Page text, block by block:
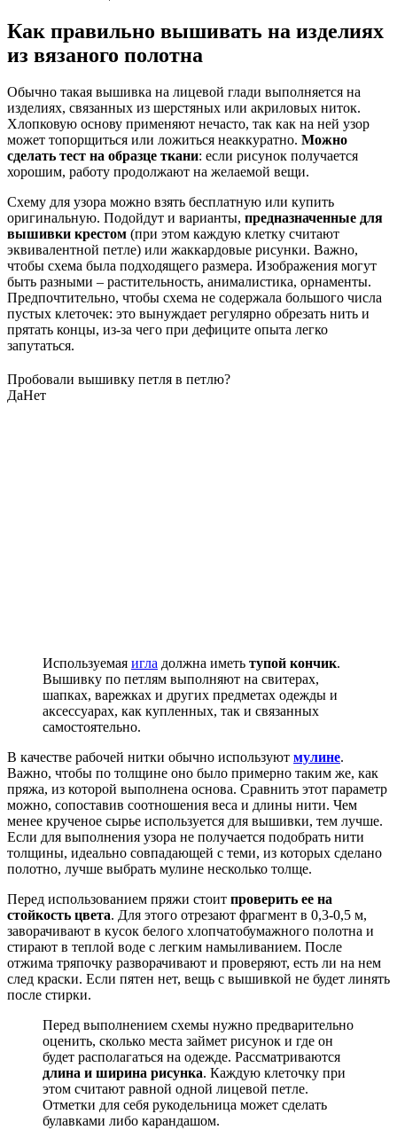
Как правильно вышивать на изделиях
из вязаного полотна
Обычно такая вышивка на лицевой глади выполняется на
изделиях, связанных из шерстяных или акриловых ниток.
Хлопковую основу применяют нечасто, так как на ней узор
может топорщиться или ложиться неаккуратно. Можно
сделать тест на образце ткани: если рисунок получается
хорошим, работу продолжают на желаемой вещи.
Схему для узора можно взять бесплатную или купить
оригинальную. Подойдут и варианты, предназначенные для
вышивки крестом (при этом каждую клетку считают
эквивалентной петле) или жаккардовые рисунки. Важно,
чтобы схема была подходящего размера. Изображения могут
быть разными – растительность, анималистика, орнаменты.
Предпочтительно, чтобы схема не содержала большого числа
пустых клеточек: это вынуждает регулярно обрезать нить и
прятать концы, из-за чего при дефиците опыта легко
запутаться.
Пробовали вышивку петля в петлю?
ДаНет
Используемая игла должна иметь тупой кончик.
Вышивку по петлям выполняют на свитерах,
шапках, варежках и других предметах одежды и
аксессуарах, как купленных, так и связанных
самостоятельно.
В качестве рабочей нитки обычно используют мулине.
Важно, чтобы по толщине оно было примерно таким же, как
пряжа, из которой выполнена основа. Сравнить этот параметр
можно, сопоставив соотношения веса и длины нити. Чем
менее крученое сырье используется для вышивки, тем лучше.
Если для выполнения узора не получается подобрать нити
толщины, идеально совпадающей с теми, из которых сделано
полотно, лучше выбрать мулине несколько толще.
Перед использованием пряжи стоит проверить ее на
стойкость цвета. Для этого отрезают фрагмент в 0,3-0,5 м,
заворачивают в кусок белого хлопчатобумажного полотна и
стирают в теплой воде с легким намыливанием. После
отжима тряпочку разворачивают и проверяют, есть ли на нем
след краски. Если пятен нет, вещь с вышивкой не будет линять
после стирки.
Перед выполнением схемы нужно предварительно
оценить, сколько места займет рисунок и где он
будет располагаться на одежде. Рассматриваются
длина и ширина рисунка. Каждую клеточку при
этом считают равной одной лицевой петле.
Отметки для себя рукодельница может сделать
булавками либо карандашом.